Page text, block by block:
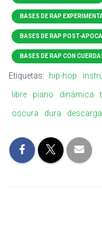
BASES DE RAP
BASES DE RAP POST-
BASES DE RAP CON
Etiquetas: hip-hop
libre
piano dinámica
oscura
dura descarga